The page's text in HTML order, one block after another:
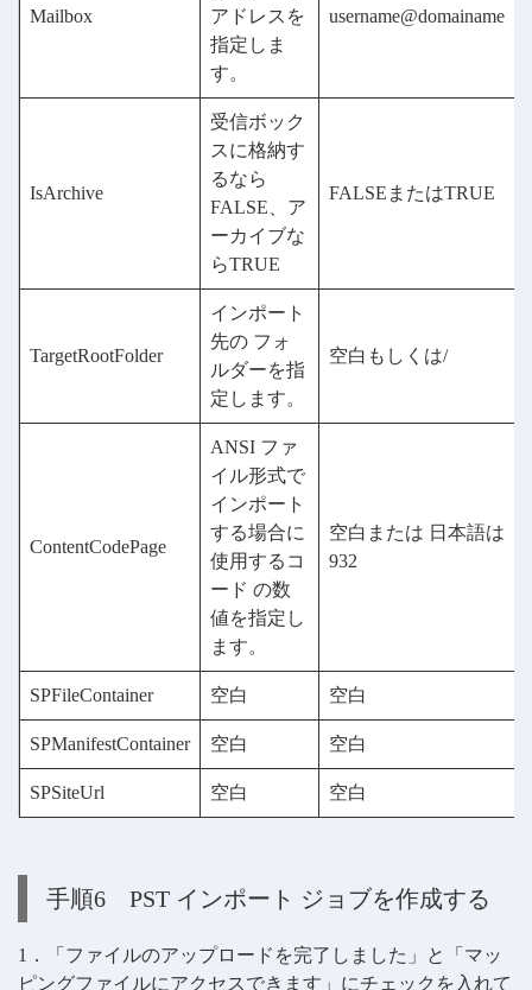
Mailbox
アドレスを
指定しま
す。
username@domainame
IsArchive
受信ボック
スに格納す
るなら
FALSE、ア
ーカイブな
らTRUE
FALSEまたはTRUE
TargetRootFolder
インポート
先の フォ
ルダーを指
定します。
空白もしくは/
ContentCodePage
ANSI ファ
イル形式で
インポート
する場合に
使用するコ
ード の数
値を指定し
ます。
空白または 日本語は
932
SPFileContainer 空白 空白
SPManifestContainer 空白 空白
SPSiteUrl 空白 空白
手順6 PST インポート ジョブを作成する
1．「ファイルのアップロードを完了しました」と「マッ
ピングファイルにアクセスできます」にチェックを入れて